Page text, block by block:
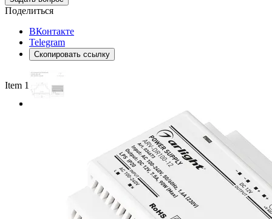
Поделиться
ВКонтакте
Telegram
Скопировать ссылку
Item 1 of 2